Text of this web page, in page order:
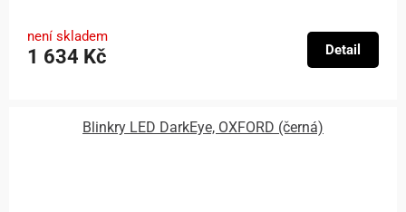
není skladem
1 634 Kč Detail
Blinkry LED DarkEye, OXFORD (černá)